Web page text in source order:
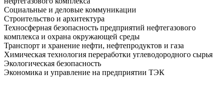
Социальные и деловые коммуникации
Строительство и архитектура
Техносферная безопасность предприятий нефтегазового
комплекса и охрана окружающей среды
Транспорт и хранение нефти, нефтепродуктов и газа
Химическая технология переработки углеводородного сырья
Экологическая безопасность
Экономика и управление на предприятии ТЭК